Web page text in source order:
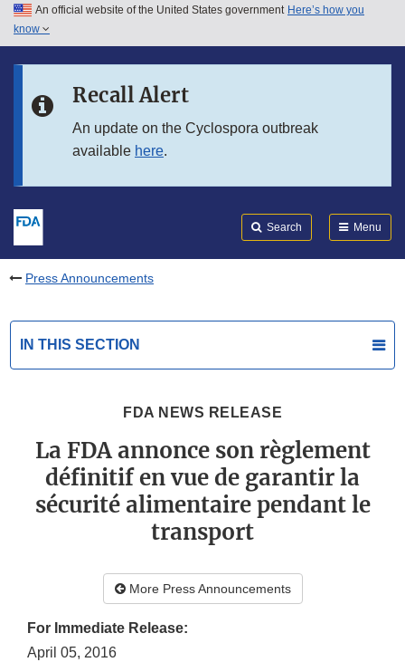
Skip to main content
Skip to in this section menu
An official website of the United States government Here’s how you
know
Recall Alert
An update on the Cyclospora outbreak
available here.
Search Menu
Press Announcements
IN THIS SECTION
FDA NEWS RELEASE
La FDA annonce son règlement
définitif en vue de garantir la
sécurité alimentaire pendant le
transport
More Press Announcements
For Immediate Release:
April 05, 2016